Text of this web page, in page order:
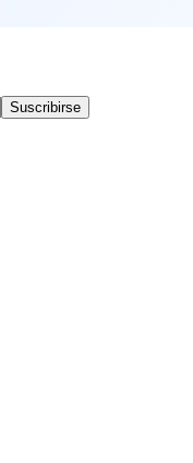
Suscribirse